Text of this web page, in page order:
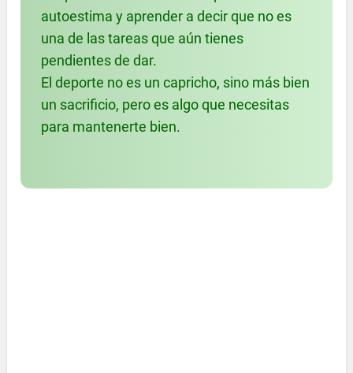
autoestima y aprender a decir que no es
una de las tareas que aún tienes
pendientes de dar.
El deporte no es un capricho, sino más bien
un sacrificio, pero es algo que necesitas
para mantenerte bien.